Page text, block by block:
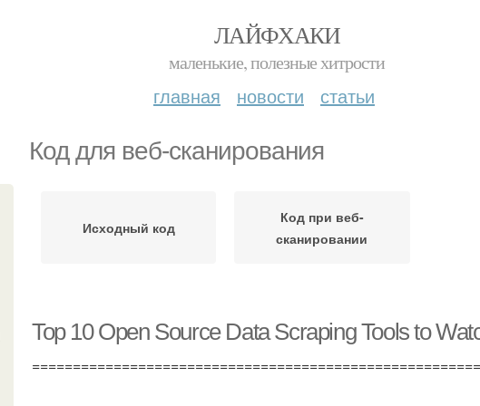
ЛАЙФХАКИ
маленькие, полезные хитрости
главная новости статьи
Код для веб-сканирования
Исходный код
Код при веб-
сканировании
Top 10 Open Source Data Scraping Tools to